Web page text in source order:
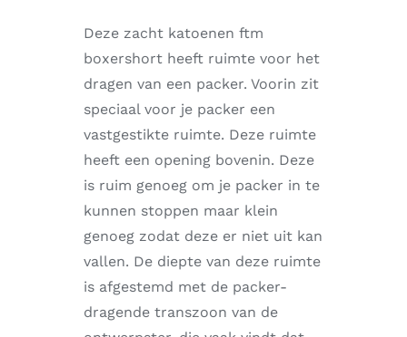
Deze zacht katoenen ftm
boxershort heeft ruimte voor het
dragen van een packer. Voorin zit
speciaal voor je packer een
vastgestikte ruimte. Deze ruimte
heeft een opening bovenin. Deze
is ruim genoeg om je packer in te
kunnen stoppen maar klein
genoeg zodat deze er niet uit kan
vallen. De diepte van deze ruimte
is afgestemd met de packer-
dragende transzoon van de